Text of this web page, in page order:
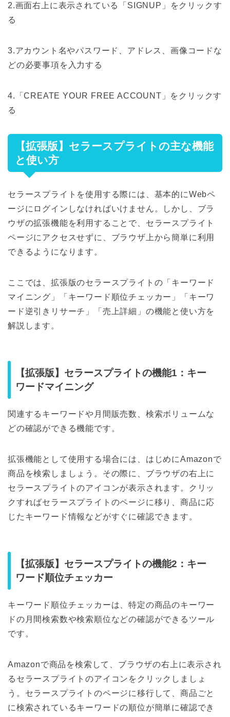
2.画面右上に表示されている「SIGNUP」をクリックす
る
3.アカウント名やパスワード、アドレス、画像コードな
どの必要事項を入力する
4.「CREATE YOUR FREE ACCOUNT」をクリックす
る
【拡張版】セラースプライトの主な機能
と使い方
セラースプライトを使用する際には、基本的にWebペ
ージにログインしなければいけません。しかし、ブラ
ウザの拡張機能を利用することで、セラースプライト
ページにアクセスせずに、ブラウザ上から簡単に利用
できるようになります。
ここでは、拡張版のセラースプライトの「キーワード
マイニング」「キーワード順位チェッカー」「キーワ
ード逆引きリサーチ」「売上詳細」の機能と使い方を
解説します。
【拡張版】セラースプライトの機能1：キー
ワードマイニング
関連するキーワードや月間販売数、検索ボリュームな
どの確認ができる機能です。
拡張機能として使用する場合には、はじめにAmazonで
商品を検索しましょう。その際に、ブラウザの右上に
セラースプライトのアイコンが表示されます。クリッ
クすればセラースプライトのページに移り、商品に応
じたキーワード情報などがすぐに確認できます。
【拡張版】セラースプライトの機能2：キー
ワード順位チェッカー
キーワード順位チェッカーは、特定の商品のキーワー
ドの月間検索数や検索順位などの確認ができるツール
です。
Amazonで商品を検索して、ブラウザの右上に表示され
るセラースプライトのアイコンをクリックしましょ
う。セラースプライトのページに移行して、商品ごと
に検索されているキーワードの順位が簡単に確認でき